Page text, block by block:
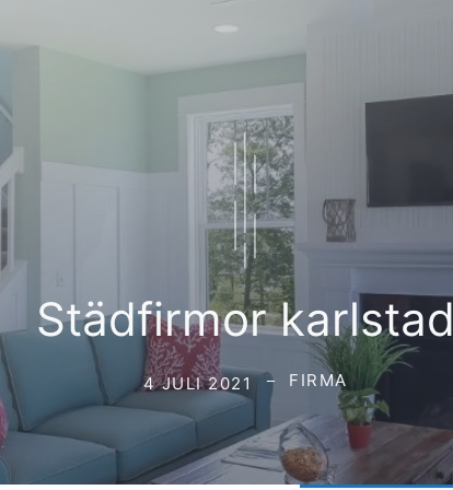
Städfirmor karlstad
4 JULI 2021 FIRMA